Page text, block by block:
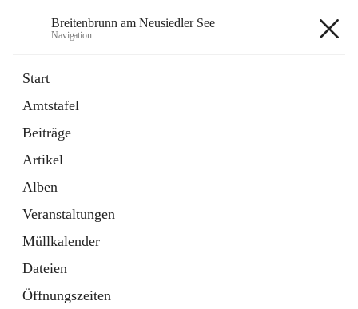
Breitenbrunn am Neusiedler See
Navigation
Start
Amtstafel
Beiträge
Artikel
Alben
Veranstaltungen
Müllkalender
Dateien
Öffnungszeiten
18 Schnellzugriffe
Gemeindeservice